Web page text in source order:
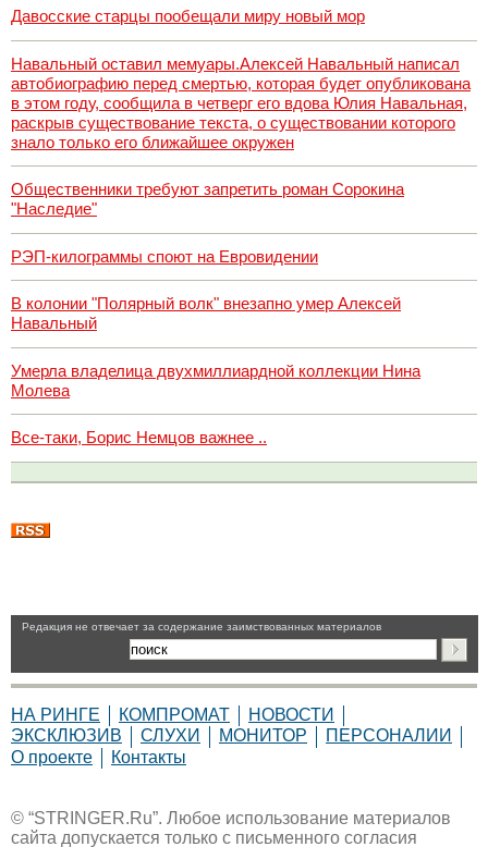
Давосские старцы пообещали миру новый мор
Навальный оставил мемуары.Алексей Навальный написал
автобиографию перед смертью, которая будет опубликована
в этом году, сообщила в четверг его вдова Юлия Навальная,
раскрыв существование текста, о существовании которого
знало только его ближайшее окружен
Общественники требуют запретить роман Сорокина
"Наследие"
РЭП-килограммы споют на Евровидении
В колонии "Полярный волк" внезапно умер Алексей
Навальный
Умерла владелица двухмиллиардной коллекции Нина
Молева
Все-таки, Борис Немцов важнее ..
Pедакция не отвечает за содержание заимствованных материалов
НА РИНГЕ КОМПРОМАТ
НОВОСТИ
ЭКСКЛЮЗИВ
СЛУХИ МОНИТОР
ПЕРСОНАЛИИ
О проекте
Контакты
© “STRINGER.Ru”. Любое использование материалов
сайта допускается только с письменного согласия